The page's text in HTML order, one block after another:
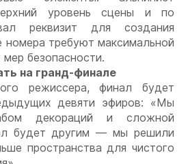
уровень сцены и по
реквизит для создания
требуют максимальной
мер безопасности.
на гранд-финале
режиссера, финал будет
девяти эфиров: «Мы
декораций и сложной
будет другим — мы решили
пространства для чистого